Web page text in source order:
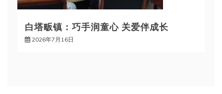
白塔畈镇：巧手润童心 关爱伴成长
2026年7月16日